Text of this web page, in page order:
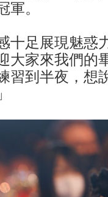
軍。
十足展現魅惑
大家來我們的
習到半夜，想